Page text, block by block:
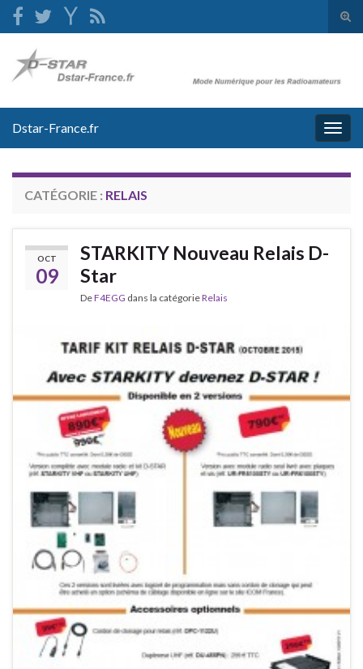
Dstar-France.fr
CATÉGORIE : RELAIS
OCT
09
STARKITY Nouveau Relais D-
Star
DeF4EGG dans la catégorieRelais